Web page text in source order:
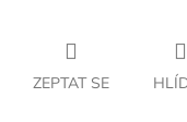
ZEPTAT SE